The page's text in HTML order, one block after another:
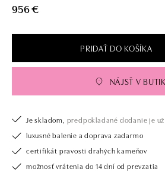
956 €
PRIDAŤ DO KOŠÍKA
NÁJSŤ V
Je skladom, predpokladané dodanie je už
luxusné balenie a doprava zadarmo
certifikát pravosti drahých kameňov
možnosť vrátenia do 14 dní od prevzatia